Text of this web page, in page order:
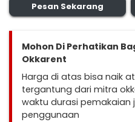
Pesan Sekarang
Mohon Di Perhatikan
Okkarent
Harga di atas bisa naik
tergantung dari mitra
waktu durasi pemakaian
penggunaan